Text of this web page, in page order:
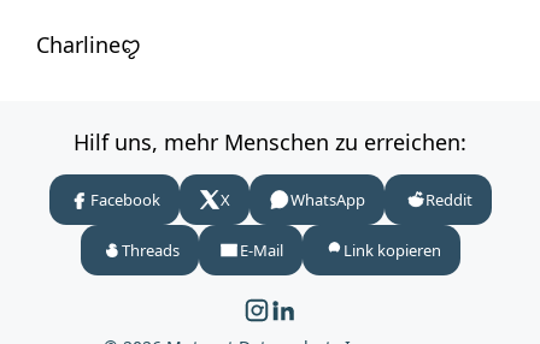
Charlineꨄ
Hilf uns, mehr Menschen zu erreichen:
Facebook X WhatsApp Reddit
Threads E-Mail Link kopieren